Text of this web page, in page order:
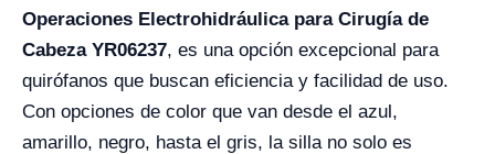
Operaciones Electrohidráulica para Cirugía de
Cabeza YR06237, es una opción excepcional para
quirófanos que buscan eficiencia y facilidad de uso.
Con opciones de color que van desde el azul,
amarillo, negro, hasta el gris, la silla no solo es